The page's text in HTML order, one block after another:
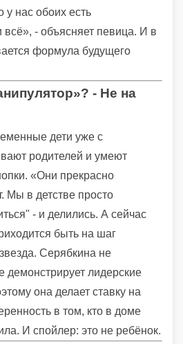
у нас обоих есть
всё», - объясняет певица. И в
формула будущего
- Не на
дети уже с
родителей и умеют
«Они прекрасно
Мы в детстве просто
- и делились. А сейчас
быть на шаг
Серябкина не
демонстрирует лидерские
она делает ставку на
в том, кто в доме
И спойлер: это не ребёнок.